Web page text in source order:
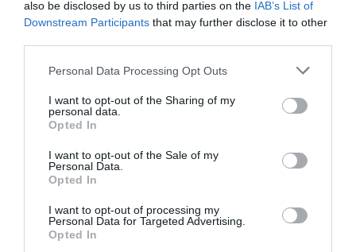
also be disclosed by us to third parties on the IAB’s List of
Downstream Participants that may further disclose it to other
Personal Data Processing Opt Outs
I want to opt-out of the Sharing of my
personal data.
Opted In
I want to opt-out of the Sale of my
Personal Data.
Opted In
I want to opt-out of processing my
Personal Data for Targeted Advertising.
Opted In
Άμνετ, Το καλύτερο ραντεβού για σινεμά της χρονιάς